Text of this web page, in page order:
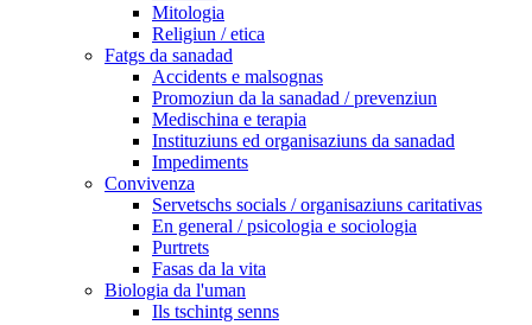
Mitologia
Religiun / etica
Fatgs da sanadad
Accidents e malsognas
Promoziun da la sanadad / prevenziun
Medischina e terapia
Instituziuns ed organisaziuns da sanadad
Impediments
Convivenza
Servetschs socials / organisaziuns caritativas
En general / psicologia e sociologia
Purtrets
Fasas da la vita
Biologia da l'uman
Ils tschintg senns